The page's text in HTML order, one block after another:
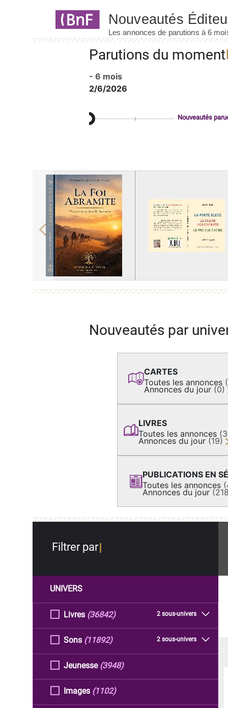
Parutions du moment
- 6 mois
2/6/2026
Nouveautés
Previous
Nouveautés par
CARTES
Toutes les annonces
Annonces du jour (0)
LIVRES
Toutes les annonces
Annonces du jour (19)
PUBLICATIONS EN
Toutes les annonces
Annonces du jour
Filtrer par
UNIVERS
Livres 2 sous-univers
(36842)
Sons 2 sous-univers
(11892)
Jeunesse (3948)
Images (1102)